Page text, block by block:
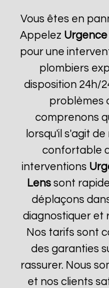
Vous êtes en
Appelez
pour une
plombiers
disposition 24h/
problèmes
comprenons
lorsqu'il s'agit
confortable
interventions
Lenssont
déplaçons
diagnostiquer et
Nos tarifs sont
des garanties
rassurer. Nous
et nos clients